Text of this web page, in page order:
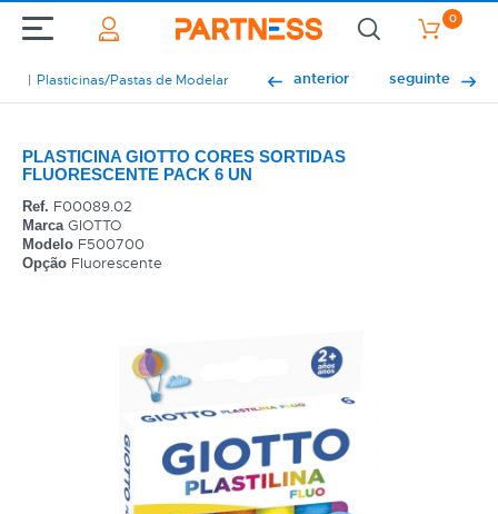
0
Plasticinas/Pastas de Modelar anterior seguinte
PLASTICINA GIOTTO CORES SORTIDAS
FLUORESCENTE PACK 6 UN
Ref. F00089.02
MarcaGIOTTO
Modelo F500700
Opção Fluorescente